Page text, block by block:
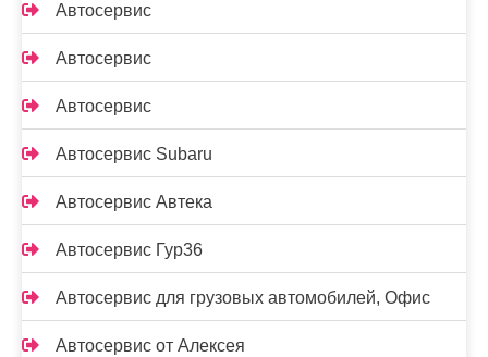
Автосервис
Автосервис
Автосервис
Автосервис Subaru
Автосервис Автека
Автосервис Гур36
Автосервис для грузовых автомобилей, Офис
Автосервис от Алексея